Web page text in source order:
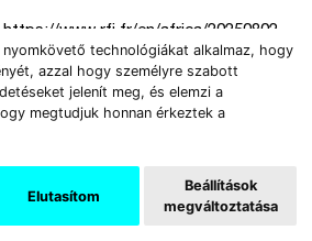
technológiákat alkalmaz, hogy
azzal hogy személyre szabott
jelenít meg, és elemzi a
megtudjuk honnan érkeztek a
Elutasítom
Beállítások
megváltoztatása
https://www.rfi.fr/en/africa/20250802-
to-return-artefacts-looted-during-
afrikai műtárgyak jogos hazájáról.
archivum/2020-januar-
2020. szeptember
igazságok” – szubszaharai